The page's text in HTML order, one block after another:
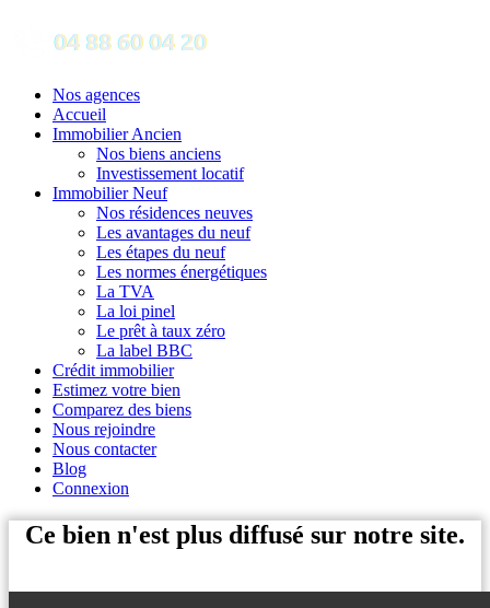
Nos agences
Accueil
Immobilier Ancien
Nos biens anciens
Investissement locatif
Immobilier Neuf
Nos résidences neuves
Les avantages du neuf
Les étapes du neuf
Les normes énergétiques
La TVA
La loi pinel
Le prêt à taux zéro
La label BBC
Crédit immobilier
Estimez votre bien
Comparez des biens
Nous rejoindre
Nous contacter
Blog
Connexion
Ce bien n'est plus diffusé sur notre site.